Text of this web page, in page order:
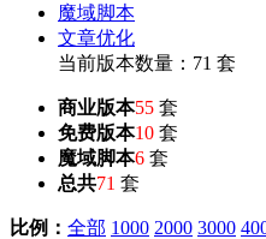
魔域脚本
文章优化
当前版本数量：71 套
商业版本55 套
免费版本10 套
魔域脚本6 套
总共71 套
比例： 全部 1000 2000 3000